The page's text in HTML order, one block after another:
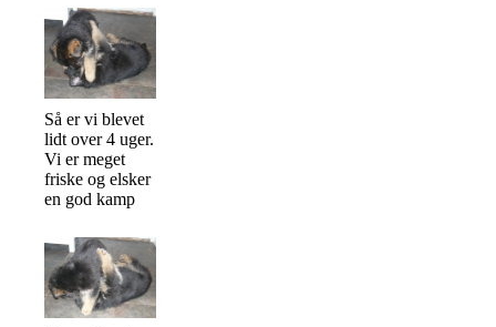
Så er vi blevet
lidt over 4 uger.
Vi er meget
friske og elsker
en god kamp